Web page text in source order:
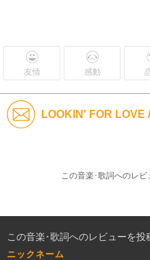
友情 感動
LOOKIN' FOR LOVE
この音楽･歌詞へのレ
この音楽･歌詞へのレビューを投
ニックネーム